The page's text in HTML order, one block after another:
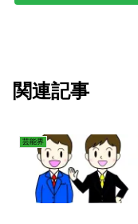
関連記事
芸能界